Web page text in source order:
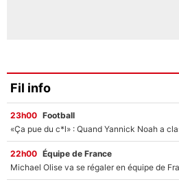
Fil info
23h00 Football
22h00 Équipe de France